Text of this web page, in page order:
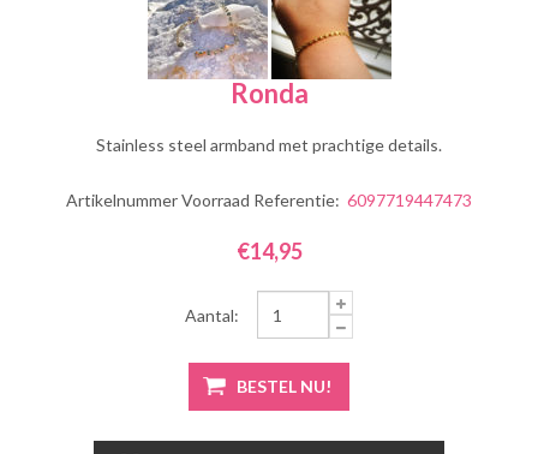
Ronda
Stainless steel armband met prachtige details.
Artikelnummer Voorraad Referentie: 6097719447473
€14,95
Aantal: